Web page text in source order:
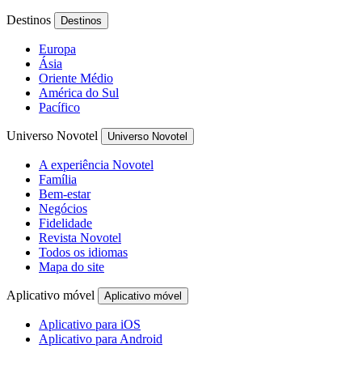
Destinos Destinos
Europa
Ásia
Oriente Médio
América do Sul
Pacífico
Universo Novotel Universo Novotel
A experiência Novotel
Família
Bem-estar
Negócios
Fidelidade
Revista Novotel
Todos os idiomas
Mapa do site
Aplicativo móvel Aplicativo móvel
Aplicativo para iOS
Aplicativo para Android